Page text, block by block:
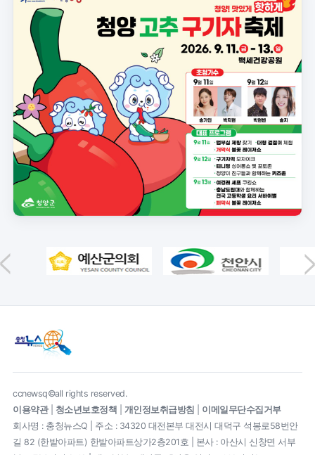
ccnewsq©all rights reserved.
이용약관| 청소년보호정책 개인정보취급방침
이메일무단수집거부
회사명 : 충청뉴스Q | 주소 : 34320 대전본부 대전시 대덕구 석봉로58번안
길 82 (한밭아파트) 한밭아파트상가2층201호 | 본사 : 아산시 신창면 서부